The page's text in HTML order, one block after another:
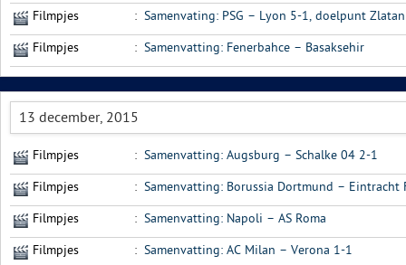
Filmpjes : Samenvating: PSG – Lyon 5-1, doelpunt
Filmpjes : Samenvatting: Fenerbahce – Basaksehir
13 december, 2015
Filmpjes : Samenvatting: Augsburg – Schalke 04 2-1
Filmpjes : Samenvatting: Borussia Dortmund – Eintracht
Filmpjes : Samenvatting: Napoli – AS Roma
Filmpjes : Samenvatting: AC Milan – Verona 1-1